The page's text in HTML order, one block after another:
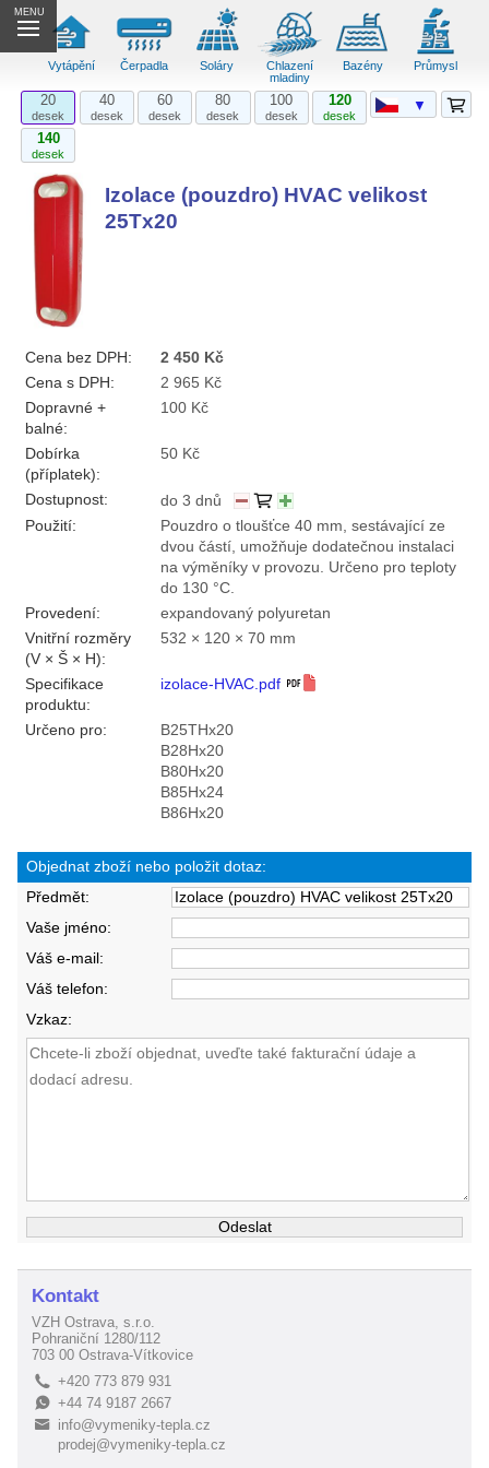
MENU
Vytápění Čerpadla Soláry
Chlazení
mladiny
Bazény Průmysl
20
desek
40
desek
60
desek
80
desek
100
desek
120
desek
140
desek
Izolace (pouzdro) HVAC velikost
25Tx20
Cena bez DPH:
2 450 Kč
Cena s DPH:
2 965 Kč
Dopravné +
balné:
100 Kč
Dobírka
(příplatek):
50 Kč
Dostupnost:
do 3 dnů
Použití:
Pouzdro o tloušťce 40 mm, sestávající ze
dvou částí, umožňuje dodatečnou instalaci
na výměníky v provozu. Určeno pro teploty
do 130 °C.
Provedení:
expandovaný polyuretan
Vnitřní rozměry
(V × Š × H):
532 × 120 × 70 mm
Specifikace
produktu:
izolace-HVAC.pdf
Určeno pro:
B25THx20
B28Hx20
B80Hx20
B85Hx24
B86Hx20
Objednat zboží nebo položit dotaz:
Předmět:
Vaše jméno:
Váš e-mail:
Váš telefon:
Vzkaz:
▼
Kontakt
VZH Ostrava, s.r.o.
Pohraniční 1280/112
703 00 Ostrava-Vítkovice
L +420 773 879 931
E+44 74 9187 2667
B
info@vymeniky-tepla.cz
prodej@vymeniky-tepla.cz